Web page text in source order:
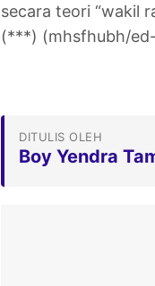
secara teori “wakil
(***) (mhsfhubh/
DITULIS OLEH
Boy Yendra